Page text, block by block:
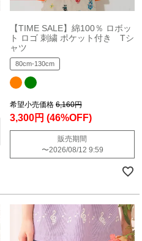
【TIME SALE】綿100％ ロボッ
ト ロゴ 刺繍 ポケット付き Tシ
ャツ
80cm-130cm
希望小売価格 6,160円
3,300円 (46%OFF)
販売期間
〜2026/08/12 9:59